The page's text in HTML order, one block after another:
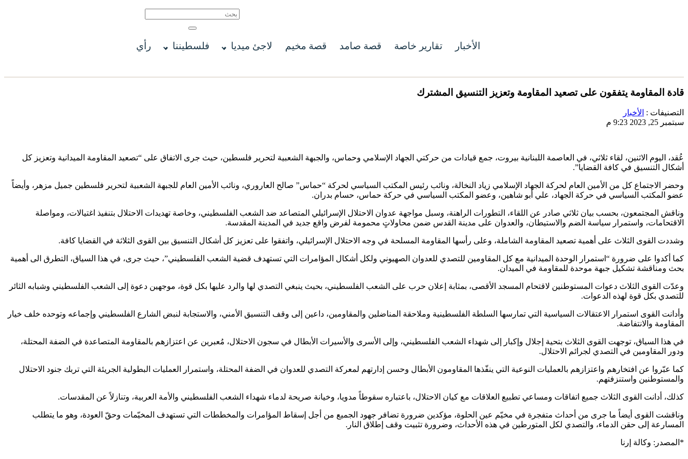
الأخبار تقارير خاصة قصة صامد قصة مخيم لاجئ ميديا فلسطيننا رأي
قادة المقاومة يتفقون على تصعيد المقاومة وتعزيز التنسيق المشترك
التصنيفات : الأخبار
سبتمبر 25, 2023 9:23 م
عُقد، اليوم الاثنين، لقاء ثلاثي، في العاصمة اللبنانية بيروت، جمع قيادات من حركتي الجهاد الإسلامي وحماس، والجبهة الشعبية لتحرير فلسطين، حيث جرى الاتفاق على “تصعيد المقاومة الميدانية وتعزيز كل
أشكال التنسيق في كافة القضايا”.
وحضر الاجتماع كل من الأمين العام لحركة الجهاد الإسلامي زياد النخالة، ونائب رئيس المكتب السياسي لحركة “حماس” صالح العاروري، ونائب الأمين العام للجبهة الشعبية لتحرير فلسطين جميل مزهر، وأيضاً
عضو المكتب السياسي في حركة الجهاد، علي أبو شاهين، وعضو المكتب السياسي في حركة حماس، حسام بدران.
وناقش المجتمعون، بحسب بيان ثلاثي صادر عن اللقاء، التطورات الراهنة، وسبل مواجهة عدوان الاحتلال الإسرائيلي المتصاعد ضد الشعب الفلسطيني، وخاصة تهديدات الاحتلال بتنفيذ اغتيالات، ومواصلة
الاقتحامات، واستمرار سياسة الضم والاستيطان، والعدوان على مدينة القدس ضمن محاولاتٍ محمومة لفرض واقع جديد في المدينة المقدسة.
وشددت القوى الثلاث على أهمية تصعيد المقاومة الشاملة، وعلى رأسها المقاومة المسلحة في وجه الاحتلال الإسرائيلي، واتفقوا على تعزيز كل أشكال التنسيق بين القوى الثلاثة في القضايا كافة.
كما أكدوا على ضرورة “استمرار الوحدة الميدانية مع كل المقاومين للتصدي للعدوان الصهيوني ولكل أشكال المؤامرات التي تستهدف قضية الشعب الفلسطيني”، حيث جرى، في هذا السياق، التطرق الى أهمية
بحث ومناقشة تشكيل جبهة موحدة للمقاومة في الميدان.
وعدّت القوى الثلاث دعوات المستوطنين لاقتحام المسجد الأقصى، بمثابة إعلان حرب على الشعب الفلسطيني، بحيث ينبغي التصدي لها والرد عليها بكل قوة، موجهين دعوة إلى الشعب الفلسطيني وشبابه الثائر
للتصدي بكل قوة لهذه الدعوات.
وأدانت القوى استمرار الاعتقالات السياسية التي تمارسها السلطة الفلسطينية وملاحقة المناضلين والمقاومين، داعين إلى وقف التنسيق الأمني، والاستجابة لنبض الشارع الفلسطيني وإجماعه وتوحده خلف خيار
المقاومة والانتفاضة.
في هذا السياق، توجهت القوى الثلاث بتحية إجلال وإكبار إلى شهداء الشعب الفلسطيني، وإلى الأسرى والأسيرات الأبطال في سجون الاحتلال، مُعبرين عن اعتزازهم بالمقاومة المتصاعدة في الضفة المحتلة،
ودور المقاومين في التصدي لجرائم الاحتلال.
كما عبّروا عن افتخارهم واعتزازهم بالعمليات النوعية التي ينفّذها المقاومون الأبطال وحسن إدارتهم لمعركة التصدي للعدوان في الضفة المحتلة، واستمرار العمليات البطولية الجريئة التي تربك جنود الاحتلال
والمستوطنين واستنزفتهم.
كذلك، أدانت القوى الثلاث جميع اتفاقات ومساعي تطبيع العلاقات مع كيان الاحتلال، باعتباره سقوطاً مدويا، وخيانة صريحة لدماء شهداء الشعب الفلسطيني والأمة العربية، وتنازلاً عن المقدسات.
وناقشت القوى أيضاً ما جرى من أحداث متفجرة في مخيّم عين الحلوة، مؤكدين ضرورة تضافر جهود الجميع من أجل إسقاط المؤامرات والمخططات التي تستهدف المخيّمات وحقّ العودة، وهو ما يتطلب
المسارعة إلى حقن الدماء، والتصدي لكل المتورطين في هذه الأحداث، وضرورة تثبيت وقف إطلاق النار.
*المصدر: وكالة إرنا